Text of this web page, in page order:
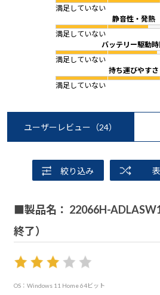
満足していない
静音性・発熱
満足していない
バッテリー駆動
満足していない
持ち運びやすさ
満足していない
ユーザーレビュー （24）
絞り込み
■製品名： 22066H-
終了）
OS：Windows 11 Home 64ビット